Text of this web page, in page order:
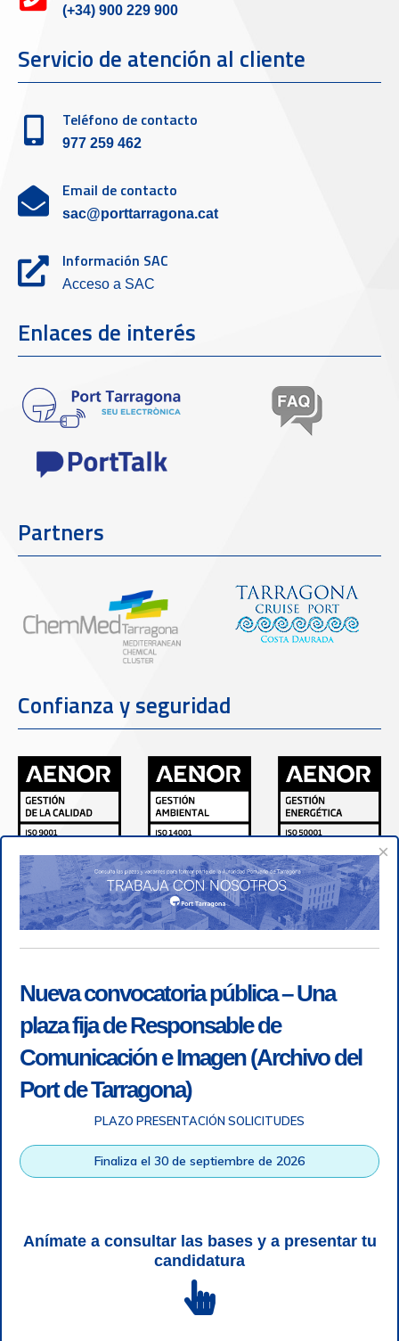
(+34) 900 229 900
Servicio de atención al cliente
Teléfono de contacto
977 259 462
Email de contacto
sac@porttarragona.cat
Información SAC
Acceso a SAC
Enlaces de interés
Partners
Confianza y seguridad
grabación telefónica
| SGSI |
Login
Autoridad Portuaria de Tarragona © Todos los derechos
×
Nueva convocatoria pública – Una
plaza fija de Responsable de
Comunicación e Imagen (Archivo del
Port de Tarragona)
PLAZO PRESENTACIÓN SOLICITUDES
Finaliza el 30 de septiembre de 2026
Anímate a consultar las bases y a presentar tu
candidatura